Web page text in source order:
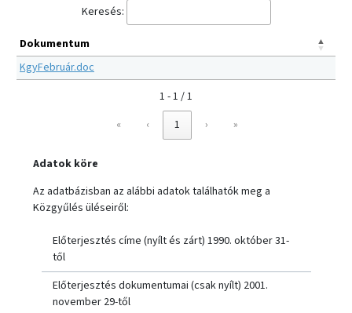
Keresés:
Dokumentum
KgyFebruár.doc
1 - 1 / 1
«
‹ 1 › »
Adatok köre
Az adatbázisban az alábbi adatok találhatók meg a
Közgyűlés üléseiről:
Előterjesztés címe (nyílt és zárt) 1990. október 31-
től
Előterjesztés dokumentumai (csak nyílt) 2001.
november 29-től